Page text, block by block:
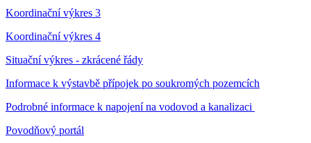
Koordinační výkres 3
Koordinační výkres 4
Situační výkres - zkrácené řády
Informace k výstavbě přípojek po soukromých pozemcích
Podrobné informace k napojení na vodovod a kanalizaci
Povodňový portál